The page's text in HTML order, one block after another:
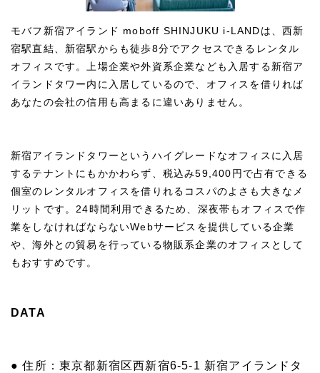
モバフ新宿アイランド moboff SHINJUKU i-LANDは、西新
宿駅直結、新宿駅からも徒歩8分でアクセスできるレンタル
オフィスです。上場企業や外資系企業なども入居する新宿ア
イランドタワー内に入居しているので、オフィスを借りれば
あなたの会社の信用も高まるに違いありません。
新宿アイランドタワーというハイグレードなオフィスに入居
するテナントにもかかわらず、税込み59,400円で占有できる
個室のレンタルオフィスを借りれるコスパのよさも大きなメ
リットです。24時間利用できるため、深夜帯もオフィスで作
業をしなければならないWebサービスを提供している企業
や、海外との貿易を行っている物販系企業のオフィスとして
もおすすめです。
DATA
● 住所：東京都新宿区西新宿6-5-1 新宿アイランドタ